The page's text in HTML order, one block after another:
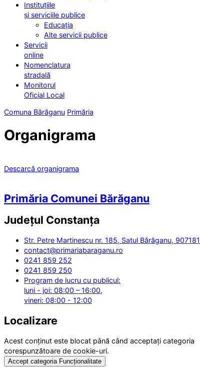
Instituțiile
și serviciile publice
Educația
Alte servicii publice
Servicii
online
Nomenclatura
stradală
Monitorul
Oficial Local
Comuna Bărăganu Primăria
Organigrama
Descarcă organigrama
Primăria Comunei Bărăganu
Județul Constanța
Str. Petre Martinescu nr. 185, Satul Bărăganu, 907181
contact@primariabaraganu.ro
0241 859 252
0241 859 250
Program de lucru cu publicul:
luni - joi: 08:00 – 16:00,
vineri: 08:00 - 12:00
Localizare
Acest conținut este blocat până când acceptați categoria
corespunzătoare de cookie-uri.
Accept categoria Funcționalitate